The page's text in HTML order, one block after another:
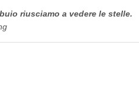
riusciamo a vedere le stelle.